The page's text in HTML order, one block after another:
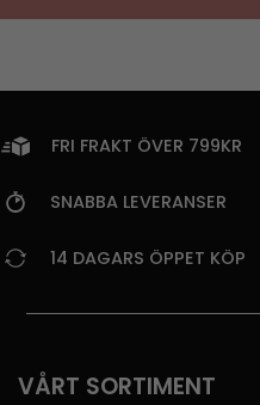
FRI FRAKT ÖVER 799KR
SNABBA LEVERANSER
14 DAGARS ÖPPET KÖP
VÅRT SORTIMENT